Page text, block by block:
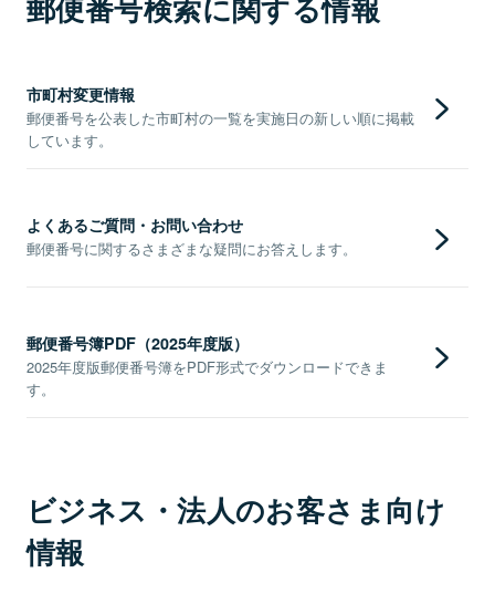
郵便番号検索に関する情報
市町村変更情報
郵便番号を公表した市町村の一覧を実施日の新しい順に掲載
しています。
よくあるご質問・お問い合わせ
郵便番号に関するさまざまな疑問にお答えします。
郵便番号簿PDF（2025年度版）
2025年度版郵便番号簿をPDF形式でダウンロードできま
す。
ビジネス・法人のお客さま向け
情報